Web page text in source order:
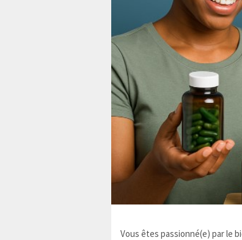
Vous êtes passionné(e) par le